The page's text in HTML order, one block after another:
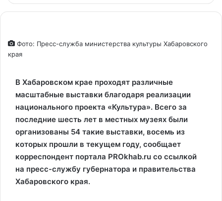
Фото: Пресс-служба министерства культуры Хабаровского
края
В Хабаровском крае проходят различные
масштабные выставки благодаря реализации
национального проекта «Культура». Всего за
последние шесть лет в местных музеях были
организованы 54 такие выставки, восемь из
которых прошли в текущем году, сообщает
корреспондент портала PROkhab.ru со ссылкой
на пресс-службу губернатора и правительства
Хабаровского края.